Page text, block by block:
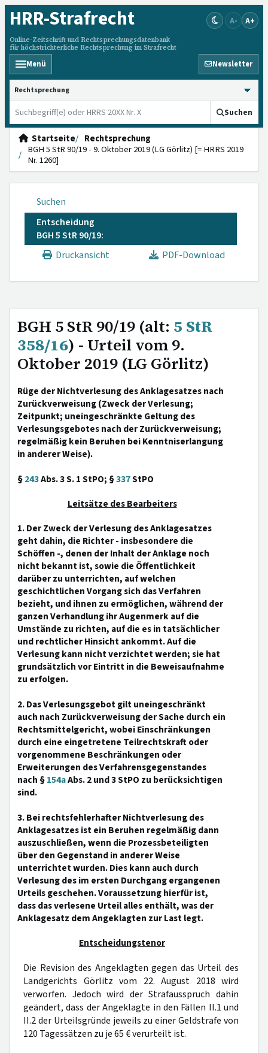
HRR-Strafrecht
Online-Zeitschrift und Rechtsprechungsdatenbank
für höchstrichterliche Rechtsprechung im Strafrecht
A- A+
Menü Newsletter
HRRS durchsuchen
Suchen
Startseite
Rechtsprechung
BGH 5 StR 90/19 - 9. Oktober 2019 (LG Görlitz) [= HRRS 2019
Nr. 1260]
Suchen
Entscheidung
BGH 5 StR 90/19:
Druckansicht
PDF-Download
BGH 5 StR 90/19 (alt: 5 StR
358/16) - Urteil vom 9.
Oktober 2019 (LG Görlitz)
Rüge der Nichtverlesung des Anklagesatzes nach
Zurückverweisung (Zweck der Verlesung;
Zeitpunkt; uneingeschränkte Geltung des
Verlesungsgebotes nach der Zurückverweisung;
regelmäßig kein Beruhen bei Kenntniserlangung
in anderer Weise).
§243Abs. 3 S. 1 StPO; §337StPO
Leitsätze des Bearbeiters
1. Der Zweck der Verlesung des Anklagesatzes
geht dahin, die Richter - insbesondere die
Schöffen -, denen der Inhalt der Anklage noch
nicht bekannt ist, sowie die Öffentlichkeit
darüber zu unterrichten, auf welchen
geschichtlichen Vorgang sich das Verfahren
bezieht, und ihnen zu ermöglichen, während der
ganzen Verhandlung ihr Augenmerk auf die
Umstände zu richten, auf die es in tatsächlicher
und rechtlicher Hinsicht ankommt. Auf die
Verlesung kann nicht verzichtet werden; sie hat
grundsätzlich vor Eintritt in die Beweisaufnahme
zu erfolgen.
2. Das Verlesungsgebot gilt uneingeschränkt
auch nach Zurückverweisung der Sache durch ein
Rechtsmittelgericht, wobei Einschränkungen
durch eine eingetretene Teilrechtskraft oder
vorgenommene Beschränkungen oder
Erweiterungen des Verfahrensgegenstandes
nach §154aAbs. 2 und 3 StPO zu berücksichtigen
sind.
3. Bei rechtsfehlerhafter Nichtverlesung des
Anklagesatzes ist ein Beruhen regelmäßig dann
auszuschließen, wenn die Prozessbeteiligten
über den Gegenstand in anderer Weise
unterrichtet wurden. Dies kann auch durch
Verlesung des im ersten Durchgang ergangenen
Urteils geschehen. Voraussetzung hierfür ist,
dass das verlesene Urteil alles enthält, was der
Anklagesatz dem Angeklagten zur Last legt.
Entscheidungstenor
Die Revision des Angeklagten gegen das Urteil des
Landgerichts Görlitz vom 22. August 2018 wird
verworfen. Jedoch wird der Strafausspruch dahin
geändert, dass der Angeklagte in den Fällen II.1 und
II.2 der Urteilsgründe jeweils zu einer Geldstrafe von
120 Tagessätzen zu je 65 € verurteilt ist.